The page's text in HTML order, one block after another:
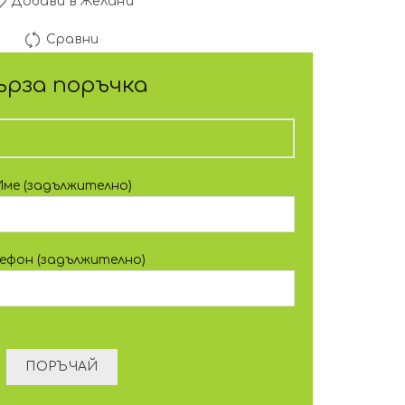
Сравни
поръчка
(задължително)
(задължително)